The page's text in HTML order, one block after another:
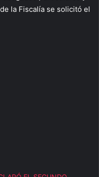
la Fiscalía se solicitó el